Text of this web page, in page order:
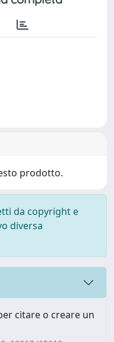
prodotto.
da copyright e
diversa
citare o creare un